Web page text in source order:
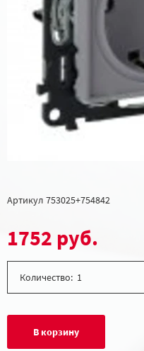
Артикул 753025+754842
1752 руб.
Количество:
В корзину